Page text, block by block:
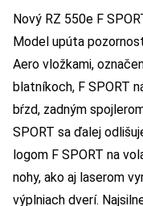
Nový RZ 550e F
Model upúta
Aero vložkami,
blatníkoch, F SPORT
bŕzd, zadným
SPORT sa ďalej
logom F SPORT na
nohy, ako aj laserom
výplniach dverí.